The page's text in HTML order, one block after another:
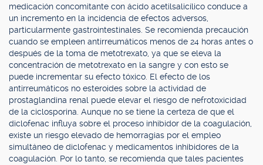
medicación concomitante con ácido acetilsalicílico conduce a
un incremento en la incidencia de efectos adversos,
particularmente gastrointestinales. Se recomienda precaución
cuando se empleen antirreumáticos menos de 24 horas antes o
después de la toma de metotrexato, ya que se eleva la
concentración de metotrexato en la sangre y con esto se
puede incrementar su efecto tóxico. El efecto de los
antirreumáticos no esteroides sobre la actividad de
prostaglandina renal puede elevar el riesgo de nefrotoxicidad
de la ciclosporina. Aunque no se tiene la certeza de que el
diclofenac influya sobre el proceso inhibidor de la coagulación,
existe un riesgo elevado de hemorragias por el empleo
simultáneo de diclofenac y medicamentos inhibidores de la
coagulación. Por lo tanto, se recomienda que tales pacientes